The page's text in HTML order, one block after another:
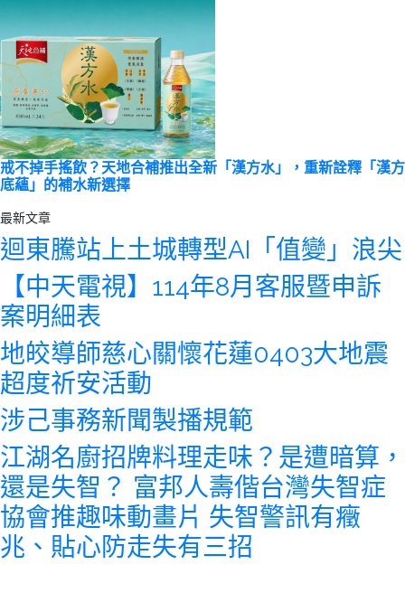
戒不掉手搖飲？天地合補推出全新「漢方水」，重新詮釋「漢方
底蘊」的補水新選擇
最新文章
迴東騰站上土城轉型AI「值變」浪尖
【中天電視】114年8月客服暨申訴
案明細表
地皎導師慈心關懷花蓮0403大地震
超度祈安活動
涉己事務新聞製播規範
江湖名廚招牌料理走味？是遭暗算，
還是失智？ 富邦人壽偕台灣失智症
協會推趣味動畫片 失智警訊有癥
兆、貼心防走失有三招